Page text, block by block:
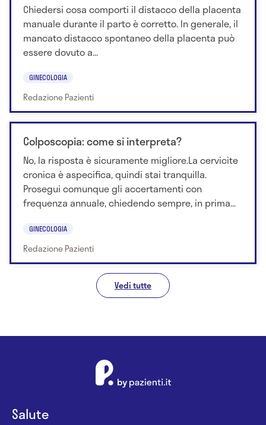
Chiedersi cosa comporti il distacco della placenta
manuale durante il parto è corretto. In generale, il
mancato distacco spontaneo della placenta può
essere dovuto a...
GINECOLOGIA
Redazione Pazienti
Colposcopia: come si interpreta?
No, la risposta è sicuramente migliore.La cervicite
cronica è aspecifica, quindi stai tranquilla.
Prosegui comunque gli accertamenti con
frequenza annuale, chiedendo sempre, in prima...
GINECOLOGIA
Redazione Pazienti
Vedi tutte
Salute